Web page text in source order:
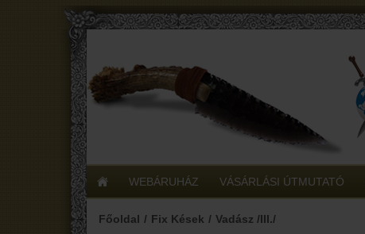
WEBÁRUHÁZ VÁSÁRLÁSI ÚTMUTATÓ
Főoldal Fix Kések Vadász /III./